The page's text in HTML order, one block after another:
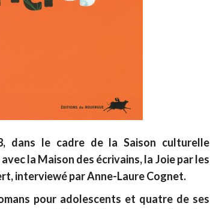
dans le cadre de la Saison culturelle
la Maison des écrivains, la Joie par les
interviewé par Anne-Laure Cognet.
pour adolescents et quatre de ses